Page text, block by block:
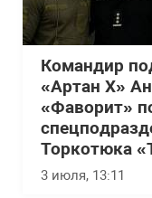
Командир
«Артан Х»
«Фаворит»
Торкотюка
3 июля, 13:11